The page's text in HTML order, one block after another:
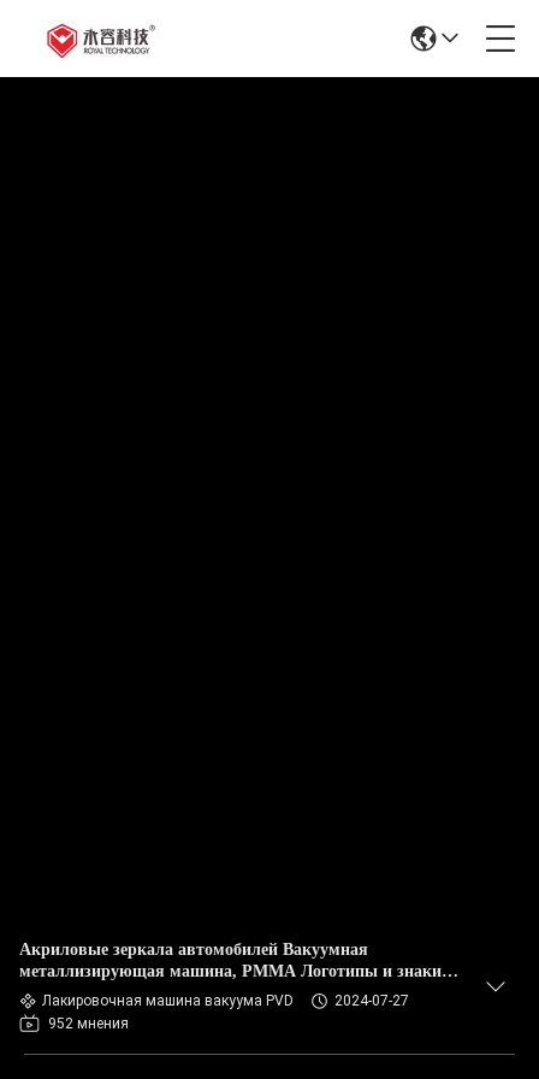
Акриловые зеркала автомобилей Вакуумная
металлизирующая машина, PMMA Логотипы и знаки
Вакуумная металлизирующая машина
Лакировочная машина вакуума PVD
2024-07-27
952 мнения